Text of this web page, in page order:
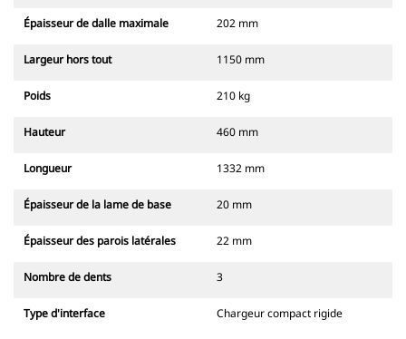
Épaisseur de dalle maximale 202 mm
Largeur hors tout 1150 mm
Poids 210 kg
Hauteur 460 mm
Longueur 1332 mm
Épaisseur de la lame de base 20 mm
Épaisseur des parois latérales 22 mm
Nombre de dents 3
Type d'interface Chargeur compact rigide